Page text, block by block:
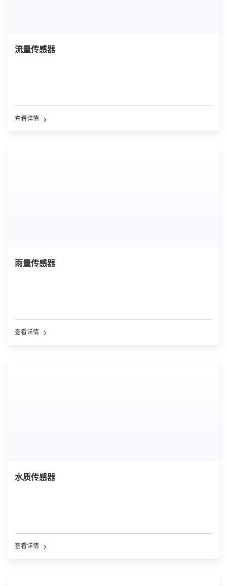
流量传感器
查看详情
雨量传感器
查看详情
水质传感器
查看详情